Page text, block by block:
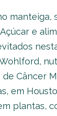
manteiga,
e
Câncer
em
plantas,